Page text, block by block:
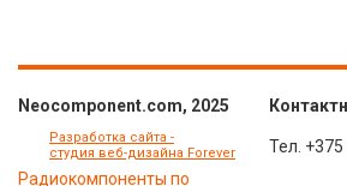
Neocomponent.com, 2025
Разработка сайта -
студия веб-дизайна Forever
Радиокомпоненты по
Тел.